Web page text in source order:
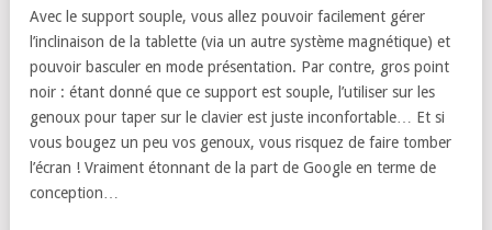
Avec le support souple, vous allez pouvoir facilement gérer
l’inclinaison de la tablette (via un autre système magnétique) et
pouvoir basculer en mode présentation. Par contre, gros point
noir : étant donné que ce support est souple, l’utiliser sur les
genoux pour taper sur le clavier est juste inconfortable… Et si
vous bougez un peu vos genoux, vous risquez de faire tomber
l’écran ! Vraiment étonnant de la part de Google en terme de
conception…